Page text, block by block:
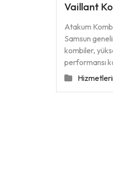
Vaillant
Atakum
Samsun
kombiler,
performansı